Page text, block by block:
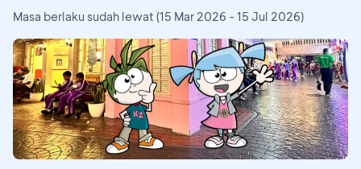
Masa berlaku sudah lewat (15 Mar 2026 - 15 Jul 2026)